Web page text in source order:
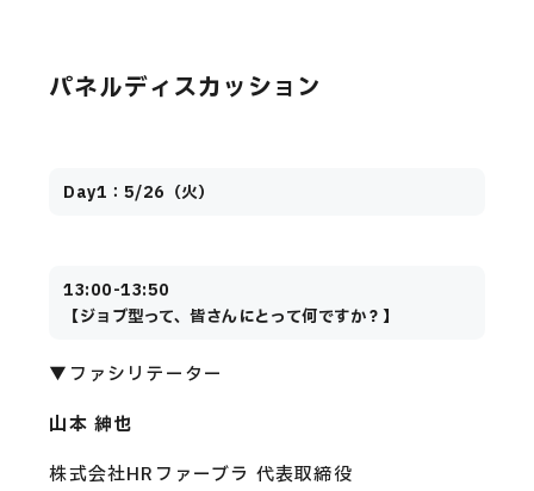
パネルディスカッション
Day1：5/26（火）
13:00-13:50
【ジョブ型って、皆さんにとって何ですか？】
▼ファシリテーター
山本 紳也
株式会社HRファーブラ 代表取締役